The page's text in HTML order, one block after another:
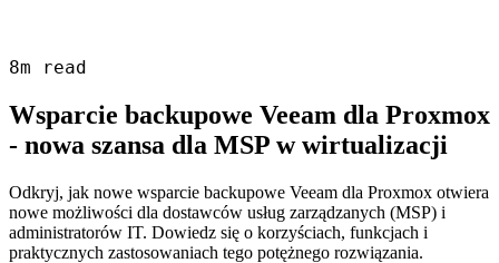
8m read
Wsparcie backupowe Veeam dla Proxmox
- nowa szansa dla MSP w wirtualizacji
Odkryj, jak nowe wsparcie backupowe Veeam dla Proxmox otwiera
nowe możliwości dla dostawców usług zarządzanych (MSP) i
administratorów IT. Dowiedz się o korzyściach, funkcjach i
praktycznych zastosowaniach tego potężnego rozwiązania.